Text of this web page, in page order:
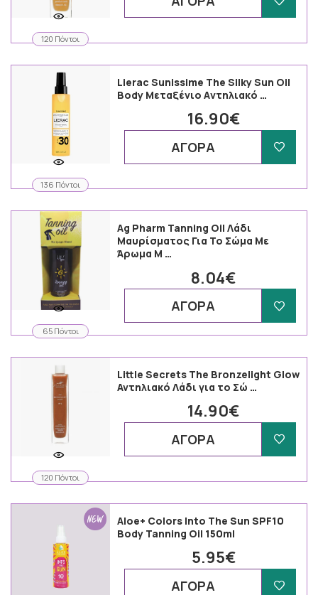
120 Πόντοι
136 Πόντοι
Lierac Sunissime The Silky Sun Oil
Body Mεταξένιο Aντηλιακό …
16.90€
ΑΓΟΡΑ
65 Πόντοι
Ag Pharm Tanning Oil Λάδι
Μαυρίσματος Για Το Σώμα Με
Άρωμα M …
8.04€
ΑΓΟΡΑ
120 Πόντοι
Little Secrets The Bronzelight Glow
Αντηλιακό Λάδι για το Σώ …
14.90€
ΑΓΟΡΑ
Aloe+ Colors Into The Sun SPF10
Body Tanning Oil 150ml
5.95€
ΑΓΟΡΑ